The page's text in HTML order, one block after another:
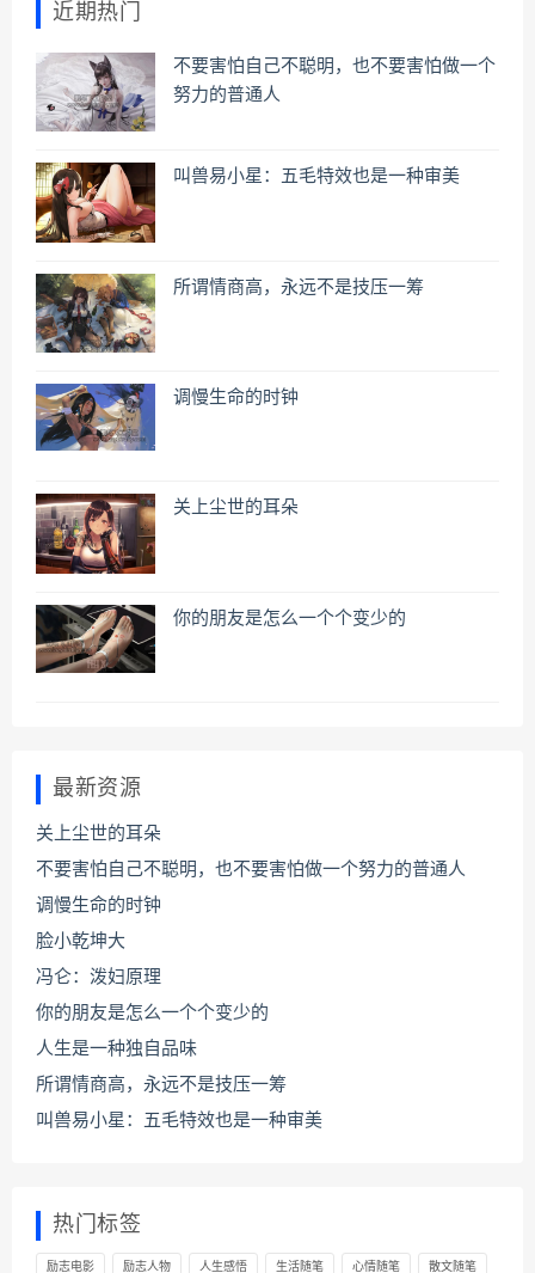
近期热门
不要害怕自己不聪明，也不要害怕做一个
努力的普通人
叫兽易小星：五毛特效也是一种审美
所谓情商高，永远不是技压一筹
调慢生命的时钟
关上尘世的耳朵
你的朋友是怎么一个个变少的
最新资源
关上尘世的耳朵
不要害怕自己不聪明，也不要害怕做一个努力的普通人
调慢生命的时钟
脸小乾坤大
冯仑：泼妇原理
你的朋友是怎么一个个变少的
人生是一种独自品味
所谓情商高，永远不是技压一筹
叫兽易小星：五毛特效也是一种审美
热门标签
励志电影 励志人物 人生感悟 生活随笔 心情随笔 散文随笔